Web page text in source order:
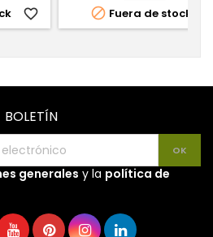
favorite_border  Fuera de stock
BOLETÍN
generales y la política de